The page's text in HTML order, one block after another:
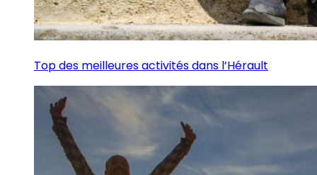
Top des meilleures activités dans l’Hérault